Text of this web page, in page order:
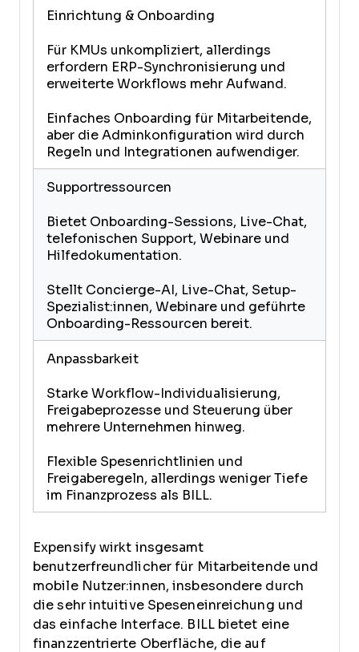
Einrichtung & Onboarding
Für KMUs unkompliziert, allerdings
erfordern ERP-Synchronisierung und
erweiterte Workflows mehr Aufwand.
Einfaches Onboarding für Mitarbeitende,
aber die Adminkonfiguration wird durch
Regeln und Integrationen aufwendiger.
Supportressourcen
Bietet Onboarding-Sessions, Live-Chat,
telefonischen Support, Webinare und
Hilfedokumentation.
Stellt Concierge-AI, Live-Chat, Setup-
Spezialist:innen, Webinare und geführte
Onboarding-Ressourcen bereit.
Anpassbarkeit
Starke Workflow-Individualisierung,
Freigabeprozesse und Steuerung über
mehrere Unternehmen hinweg.
Flexible Spesenrichtlinien und
Freigaberegeln, allerdings weniger Tiefe
im Finanzprozess als BILL.
Expensify wirkt insgesamt
benutzerfreundlicher für Mitarbeitende und
mobile Nutzer:innen, insbesondere durch
die sehr intuitive Speseneinreichung und
das einfache Interface. BILL bietet eine
finanzzentrierte Oberfläche, die auf